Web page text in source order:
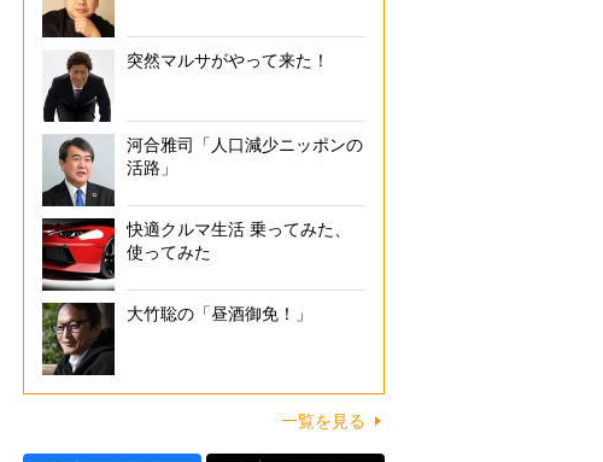
突然マルサがやって来た！
河合雅司「人口減少ニッポンの
活路」
快適クルマ生活 乗ってみた、
使ってみた
大竹聡の「昼酒御免！」
一覧を見る